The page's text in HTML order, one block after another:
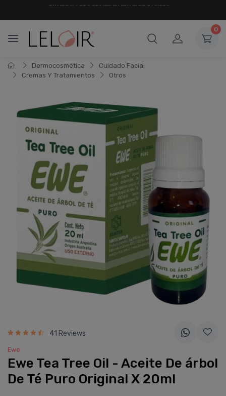
0
Dermocosmética
Cuidado Facial
Cremas Y Tratamientos
Otros
41 Reviews
Ewe
Ewe Tea Tree Oil - Aceite De árbol
De Té Puro Original X 20ml